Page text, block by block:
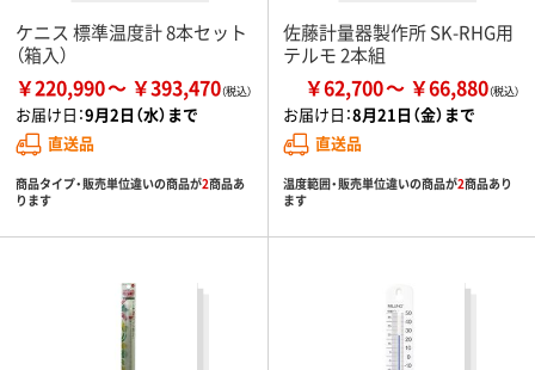
ケニス 標準温度計 8本セット
（箱入）
￥220,990 ￥393,470
お届け日：9月2日（水）まで
直送品
商品タイプ・販売単位違いの商品が2商品あ
ります
佐藤計量器製作所 SK-RHG用
テルモ 2本組
￥62,700 ￥66,880
お届け日：8月21日（金）まで
直送品
温度範囲・販売単位違いの商品が2商品あり
ます